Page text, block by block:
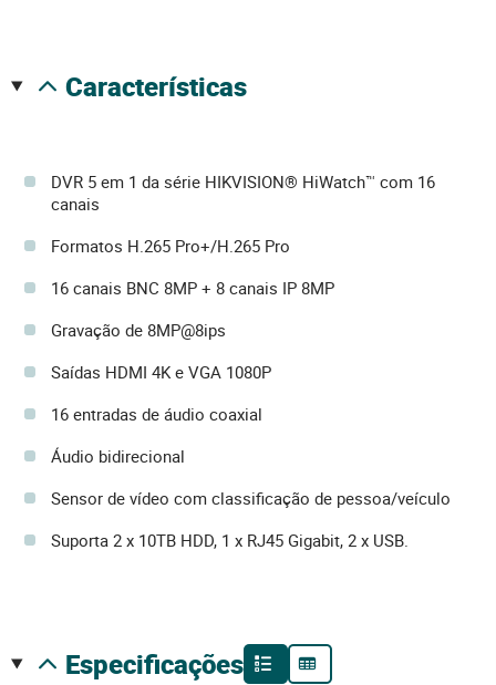
características
DVR 5 em 1 da série HIKVISION® HiWatch™ com 16
canais
Formatos H.265 Pro+/H.265 Pro
16 canais BNC 8MP + 8 canais IP 8MP
Gravação de 8MP@8ips
Saídas HDMI 4K e VGA 1080P
16 entradas de áudio coaxial
Áudio bidirecional
Sensor de vídeo com classificação de pessoa/veículo
Suporta 2 x 10TB HDD, 1 x RJ45 Gigabit, 2 x USB.
especificações